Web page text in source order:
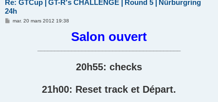
Re: GTCup⎪GT-R's CHALLENGE⎪Round 5⎪Nürburgring
24h
Mmar. 20 mars 2012 19:38
Salon ouvert
20h55: checks
21h00: Reset track et Départ.